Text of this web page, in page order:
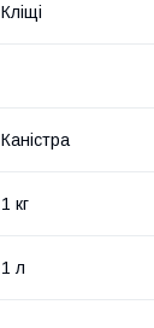
Кліщі
Каністра
1 кг
1 л